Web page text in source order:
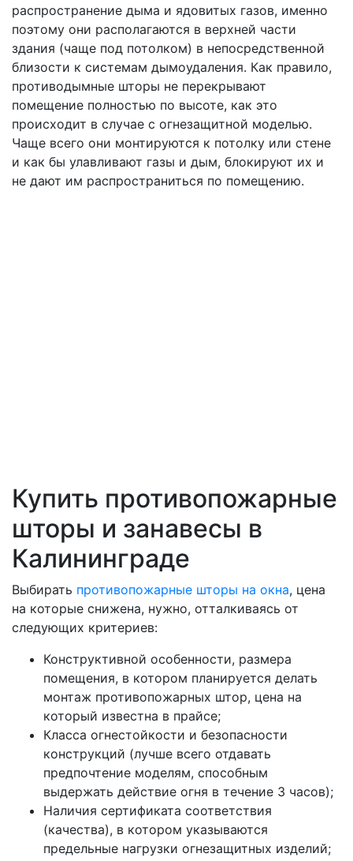
распространение дыма и ядовитых газов, именно
поэтому они располагаются в верхней части
здания (чаще под потолком) в непосредственной
близости к системам дымоудаления. Как правило,
противодымные шторы не перекрывают
помещение полностью по высоте, как это
происходит в случае с огнезащитной моделью.
Чаще всего они монтируются к потолку или стене
и как бы улавливают газы и дым, блокируют их и
не дают им распространиться по помещению.
Купить противопожарные
шторы и занавесы в
Калининграде
Выбирать противопожарные шторы на окна, цена
на которые снижена, нужно, отталкиваясь от
следующих критериев:
Конструктивной особенности, размера
помещения, в котором планируется делать
монтаж противопожарных штор, цена на
который известна в прайсе;
Класса огнестойкости и безопасности
конструкций (лучше всего отдавать
предпочтение моделям, способным
выдержать действие огня в течение 3 часов);
Наличия сертификата соответствия
(качества), в котором указываются
предельные нагрузки огнезащитных изделий;